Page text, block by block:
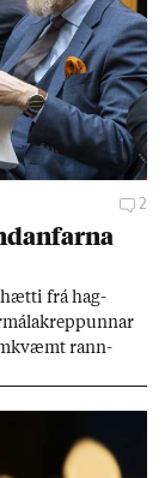
2
hætti frá hag­
rann­